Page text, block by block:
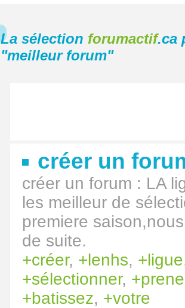
La sélection forumactif.ca
"meilleur forum"
créer un
créer un forum : LA
les meilleur de
premiere
de suite.
créer, lenhs, ligue
sélectionner,
batissez, votre